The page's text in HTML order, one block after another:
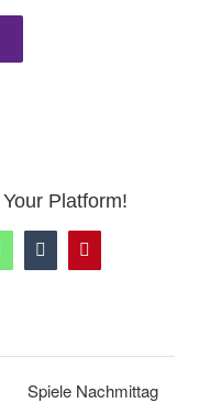
Platform!
TumblrPinterest
Spiele Nachmittag